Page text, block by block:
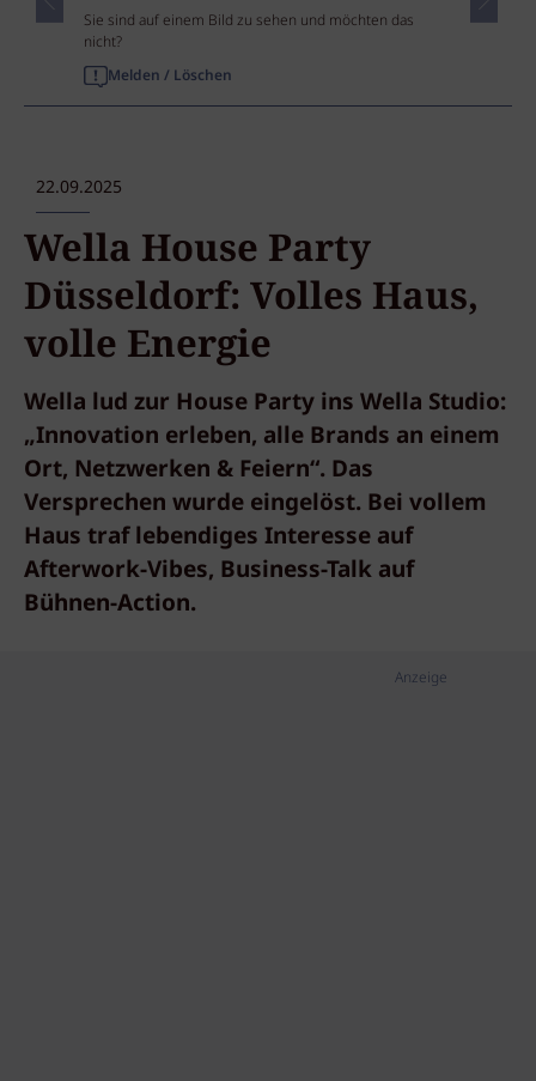
Sie sind auf einem Bild zu sehen und möchten das
nicht?
Melden / Löschen
22.09.2025
Wella House Party
Düsseldorf: Volles Haus,
volle Energie
Wella lud zur House Party ins Wella Studio:
„Innovation erleben, alle Brands an einem
Ort, Netzwerken & Feiern“. Das
Versprechen wurde eingelöst. Bei vollem
Haus traf lebendiges Interesse auf
Afterwork-Vibes, Business-Talk auf
Bühnen-Action.
Anzeige